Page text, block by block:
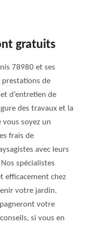
gratuits
78980 et ses
prestations de
d’entretien de
des travaux et la
soyez un
frais de
avec leurs
spécialistes
efficacement chez
votre jardin.
votre
si vous en